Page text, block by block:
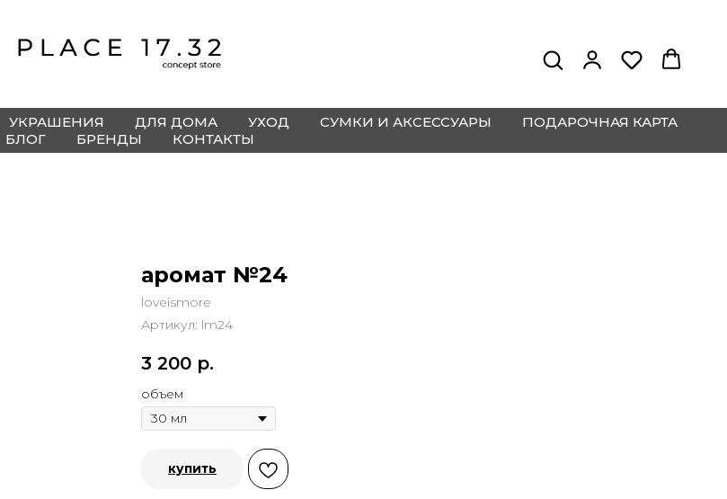
УКРАШЕНИЯ ДЛЯ ДОМА УХОД СУМКИ И АКСЕССУАРЫ
ПОДАРОЧНАЯ КАРТА
БЛОГ
БРЕНДЫ КОНТАКТЫ
аромат №24
loveismore
Артикул: lm24
3 200 р.
объем
купить